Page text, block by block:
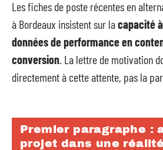
Les fiches de poste récentes en
à Bordeaux insistent sur lacapacité
données de performance en
conversion . La lettre de motivation
directement à cette attente, pas la
Premier paragraphe :
projet dans une